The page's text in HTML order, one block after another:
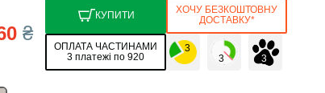
₴
КУПИТИ
ХОЧУ БЕЗКОШТОВНУ
ДОСТАВКУ*
ОПЛАТА ЧАСТИНАМИ
3 платежі по 920